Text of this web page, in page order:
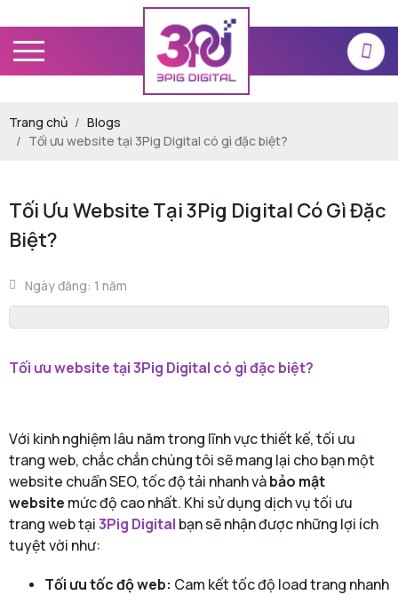
Trang chủ
Blogs
Tối ưu website tại 3Pig Digital có gì đặc biệt?
Tối Ưu Website Tại 3Pig Digital Có Gì Đặc
Biệt?
Ngày đăng: 1 năm
Tối ưu website tại 3Pig Digital có gì đặc biệt?
Với kinh nghiệm lâu năm trong lĩnh vực thiết kế, tối ưu
trang web, chắc chắn chúng tôi sẽ mang lại cho bạn một
website chuẩn SEO, tốc độ tải nhanh vàbảo mật
website mức độ cao nhất. Khi sử dụng dịch vụ tối ưu
trang web tại3Pig Digital bạn sẽ nhận được những lợi ích
tuyệt vời như:
Tối ưu tốc độ web: Cam kết tốc độ load trang nhanh